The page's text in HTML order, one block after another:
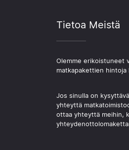
Tietoa Meistä
Olemme erikoistuneet
matkapakettien hintoja
Jos sinulla on
yhteyttä
ottaa yhteyttä meihin,